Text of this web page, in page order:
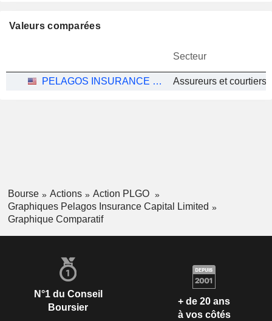
Valeurs comparées
Secteur
PELAGOS INSURANCE CAPITAL LIMITED
Bourse Actions
Action PLGO
Graphiques Pelagos Insurance Capital Limited
Graphique Comparatif
N°1 du Conseil
Boursier
+ de 20 ans
à vos côtés